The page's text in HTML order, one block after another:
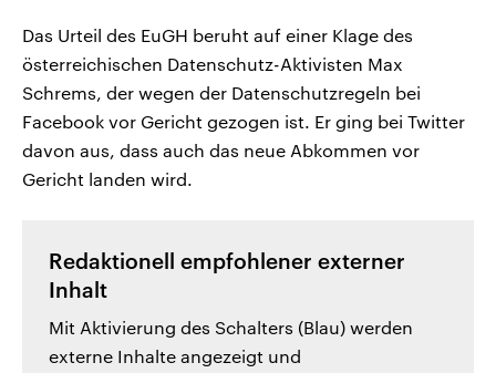
Das Urteil des EuGH beruht auf einer Klage des
österreichischen Datenschutz-Aktivisten Max
Schrems, der wegen der Datenschutzregeln bei
Facebook vor Gericht gezogen ist. Er ging bei Twitter
davon aus, dass auch das neue Abkommen vor
Gericht landen wird.
Redaktionell empfohlener externer
Inhalt
Mit Aktivierung des Schalters (Blau) werden
externe Inhalte angezeigt und